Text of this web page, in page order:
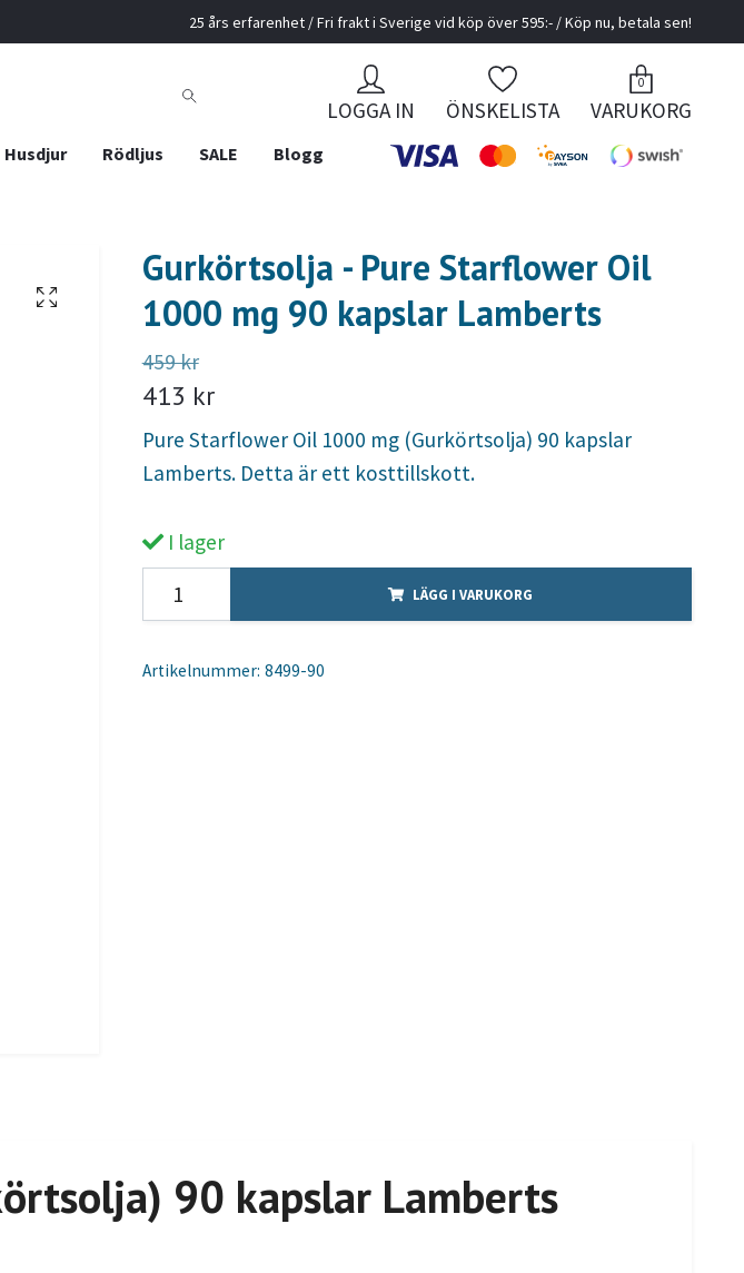
25 års erfarenhet / Fri frakt i Sverige vid köp över 595:- / Köp nu, betala sen!
LOGGA IN ÖNSKELISTA
0
VARUKORG
Husdjur Rödljus SALE Blogg
Gurkörtsolja - Pure Starflower Oil
1000 mg 90 kapslar Lamberts
459 kr
413 kr
Pure Starflower Oil 1000 mg (Gurkörtsolja) 90 kapslar
Lamberts. Detta är ett kosttillskott.
I lager
LÄGG I VARUKORG
Artikelnummer: 8499-90
90 kapslar Lamberts